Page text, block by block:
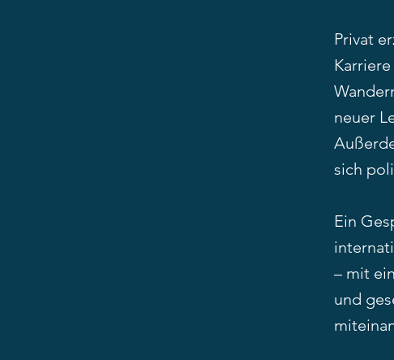
Privat
neuer
sich
Ein
– mit
und